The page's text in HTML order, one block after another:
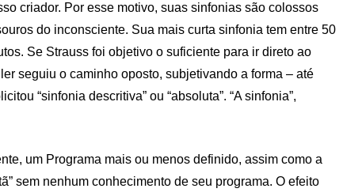
criador. Por esse motivo, suas sinfonias são colossos
do inconsciente. Sua mais curta sinfonia tem entre 50
Se Strauss foi objetivo o suficiente para ir direto ao
seguiu o caminho oposto, subjetivando a forma – até
“sinfonia descritiva” ou “absoluta”. “A sinfonia”,
um Programa mais ou menos definido, assim como a
sem nenhum conhecimento de seu programa. O efeito